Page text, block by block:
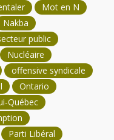
Mot en N
Nakba
public
Nucléaire
offensive syndicale
Ontario
Québec
Parti Libéral